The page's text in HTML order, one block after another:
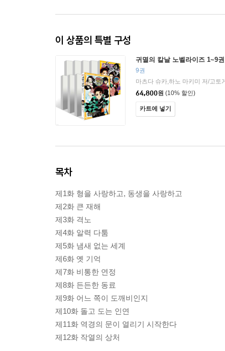
이 상품의 특별 구성
귀멸의 칼날 노벨라이즈 1~9
9권
마츠다 슈카,하노 마키미 저/고토
64,800원 (10% 할인)
카트에 넣기
목차
제1화 형을 사랑하고, 동생을 사랑하고
제2화 큰 재해
제3화 격노
제4화 알력 다툼
제5화 냄새 없는 세계
제6화 옛 기억
제7화 비통한 연정
제8화 든든한 동료
제9화 어느 쪽이 도깨비인지
제10화 돌고 도는 인연
제11화 역경의 문이 열리기 시작한다
제12화 작열의 상처